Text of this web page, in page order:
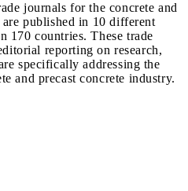
journals for the concrete and
published in 10 different
170 countries. These trade
reporting on research,
specifically addressing the
and precast concrete industry.